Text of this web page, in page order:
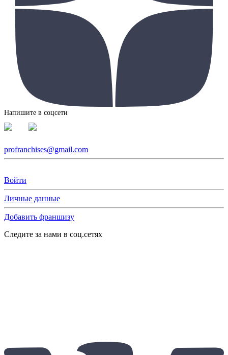
Напишите в соцсети
profranchises@gmail.com
Войти
Личные данные
Добавить франшизу
Следите за нами в соц.сетях